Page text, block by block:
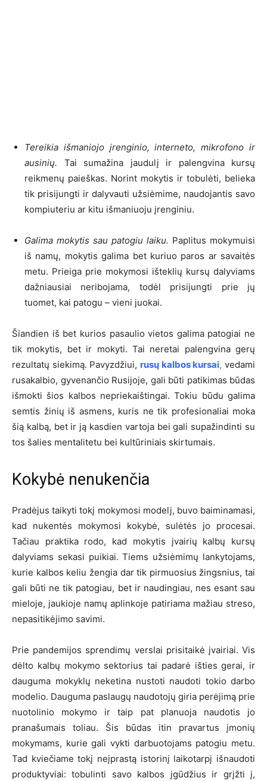
Tereikia išmaniojo įrenginio, interneto, mikrofono ir
ausinių. Tai sumažina jaudulį ir palengvina kursų
reikmenų paieškas. Norint mokytis ir tobulėti, belieka
tik prisijungti ir dalyvauti užsiėmime, naudojantis savo
kompiuteriu ar kitu išmaniuoju įrenginiu.
Galima mokytis sau patogiu laiku. Paplitus mokymuisi
iš namų, mokytis galima bet kuriuo paros ar savaitės
metu. Prieiga prie mokymosi išteklių kursų dalyviams
dažniausiai neribojama, todėl prisijungti prie jų
tuomet, kai patogu – vieni juokai.
Šiandien iš bet kurios pasaulio vietos galima patogiai ne
tik mokytis, bet ir mokyti. Tai neretai palengvina gerų
rezultatų siekimą. Pavyzdžiui, rusų kalbos kursai, vedami
rusakalbio, gyvenančio Rusijoje, gali būti patikimas būdas
išmokti šios kalbos nepriekaištingai. Tokiu būdu galima
semtis žinių iš asmens, kuris ne tik profesionaliai moka
šią kalbą, bet ir ją kasdien vartoja bei gali supažindinti su
tos šalies mentalitetu bei kultūriniais skirtumais.
Kokybė nenukenčia
Pradėjus taikyti tokį mokymosi modelį, buvo baiminamasi,
kad nukentės mokymosi kokybė, sulėtės jo procesai.
Tačiau praktika rodo, kad mokytis įvairių kalbų kursų
dalyviams sekasi puikiai. Tiems užsiėmimų lankytojams,
kurie kalbos keliu žengia dar tik pirmuosius žingsnius, tai
gali būti ne tik patogiau, bet ir naudingiau, nes esant sau
mieloje, jaukioje namų aplinkoje patiriama mažiau streso,
nepasitikėjimo savimi.
Prie pandemijos sprendimų verslai prisitaikė įvairiai. Vis
dėlto kalbų mokymo sektorius tai padarė išties gerai, ir
dauguma mokyklų neketina nustoti naudoti tokio darbo
modelio. Dauguma paslaugų naudotojų giria perėjimą prie
nuotolinio mokymo ir taip pat planuoja naudotis jo
pranašumais toliau. Šis būdas itin pravartus įmonių
mokymams, kurie gali vykti darbuotojams patogiu metu.
Tad kviečiame tokį neįprastą istorinį laikotarpį išnaudoti
produktyviai: tobulinti savo kalbos įgūdžius ir grįžti į,